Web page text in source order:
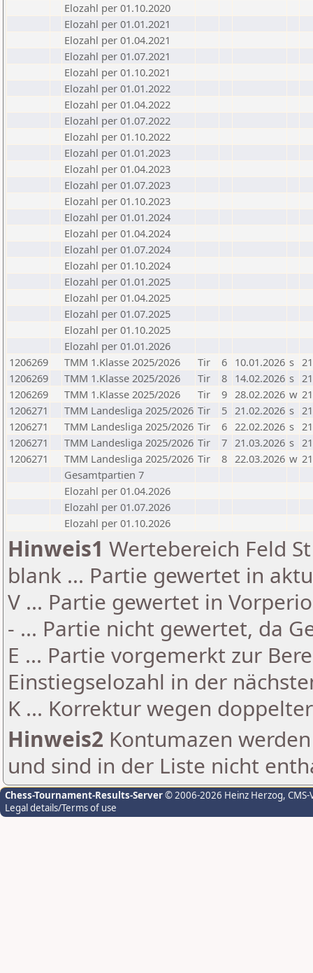
Elozahl per 01.10.2020
Elozahl per 01.01.2021
Elozahl per 01.04.2021
Elozahl per 01.07.2021
Elozahl per 01.10.2021
Elozahl per 01.01.2022
Elozahl per 01.04.2022
Elozahl per 01.07.2022
Elozahl per 01.10.2022
Elozahl per 01.01.2023
Elozahl per 01.04.2023
Elozahl per 01.07.2023
Elozahl per 01.10.2023
Elozahl per 01.01.2024
Elozahl per 01.04.2024
Elozahl per 01.07.2024
Elozahl per 01.10.2024
Elozahl per 01.01.2025
Elozahl per 01.04.2025
Elozahl per 01.07.2025
Elozahl per 01.10.2025
Elozahl per 01.01.2026
1206269
TMM 1.Klasse 2025/2026 Tir 6 10.01.2026 s
1206269
TMM 1.Klasse 2025/2026 Tir 8 14.02.2026 s
1206269
TMM 1.Klasse 2025/2026 Tir 9 28.02.2026 w
1206271
TMM Landesliga 2025/2026 Tir 5 21.02.2026 s
1206271
TMM Landesliga 2025/2026 Tir 6 22.02.2026 s
1206271
TMM Landesliga 2025/2026 Tir 7 21.03.2026 s
1206271
TMM Landesliga 2025/2026 Tir 8 22.03.2026 w
Gesamtpartien 7
Elozahl per 01.04.2026
Elozahl per 01.07.2026
Elozahl per 01.10.2026
Hinweis1 Wertebereich Feld
blank ... Partie gewertet in
V ... Partie gewertet in
- ... Partie nicht gewertet, da
E ... Partie vorgemerkt zur
Einstiegselozahl in der
K ... Korrektur wegen
Hinweis2 Kontumazen
und sind in der Liste nicht
Chess-Tournament-Results-Server© 2006-2026 Heinz Herzog,
Legal details/Terms of use